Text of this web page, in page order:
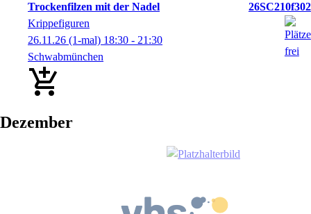
Trockenfilzen mit der Nadel
26SC210f302
Krippefiguren
26.11.26 (1-mal) 18:30 - 21:30
Schwabmünchen
Dezember